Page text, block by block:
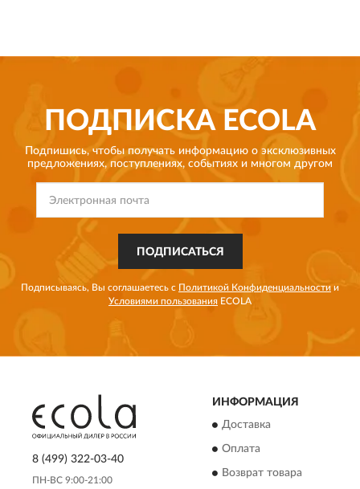
ПОДПИСКАECOLA
Подпишись, чтобы получать информацию о эксклюзивных
предложениях, поступлениях, событиях и многом другом
ПОДПИСАТЬСЯ
Подписываясь, Вы соглашаетесь с Политикой Конфиденциальности и
Условиями пользования ECOLA
8 (499) 322-03-40
ПН-ВС 9:00-21:00
ИНФОРМАЦИЯ
Доставка
Оплата
Возврат товара